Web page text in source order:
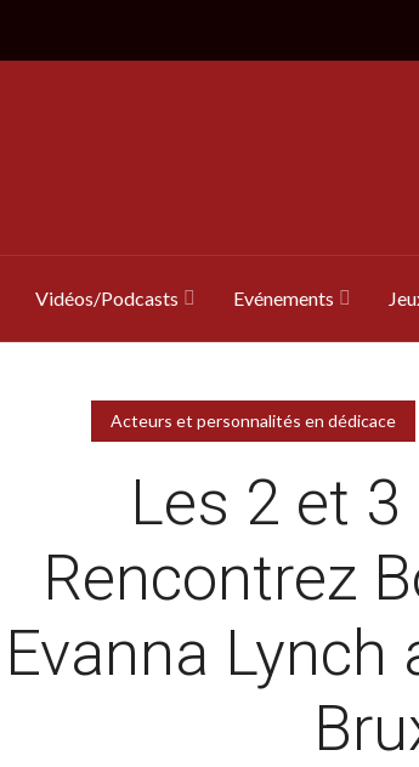
Vidéos/Podcasts Evénements
Acteurs et personnalités en dédicace
Les 2 et
Rencontrez
Evanna Lynch